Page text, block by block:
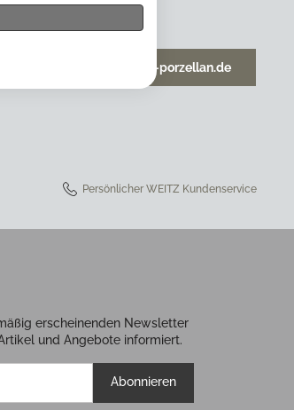
online-buero@weitz-porzellan.de
Persönlicher WEITZ Kundenservice
erscheinenden Newsletter
und Angebote informiert.
Abonnieren